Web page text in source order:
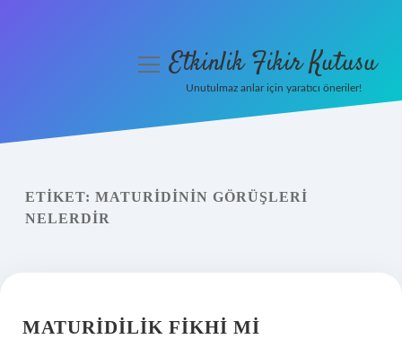
Yasal Uyarı
menüyüEtkinlik Fikir Kutusu
Unutulmaz anlar için yaratıcı öneriler!
ETIKET: MATURIDININ GÖRÜŞLERI
NELERDIR
MATURIDILIK FIKHI MI